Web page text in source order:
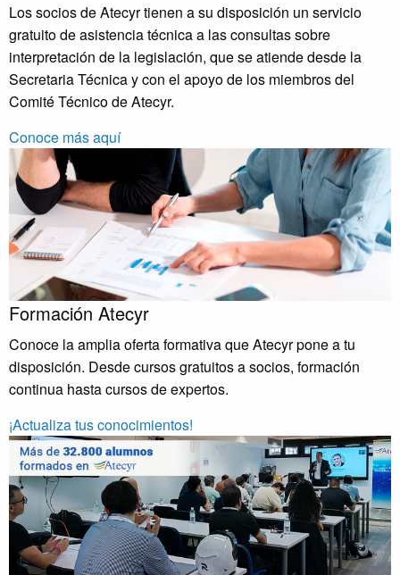
Los socios de Atecyr tienen a su disposición un servicio
gratuito de asistencia técnica a las consultas sobre
interpretación de la legislación, que se atiende desde la
Secretaria Técnica y con el apoyo de los miembros del
Comité Técnico de Atecyr.
Conoce más aquí
Formación Atecyr
Conoce la amplia oferta formativa que Atecyr pone a tu
disposición. Desde cursos gratuitos a socios, formación
continua hasta cursos de expertos.
¡Actualiza tus conocimientos!